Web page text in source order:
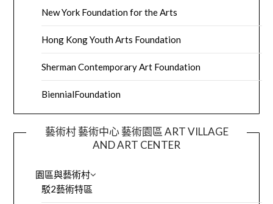
New York Foundation for the Arts
Hong Kong Youth Arts Foundation
Sherman Contemporary Art Foundation
BiennialFoundation
藝術村 藝術中心 藝術園區 ART VILLAGE
AND ART CENTER
園區與藝術村
駁2藝術特區